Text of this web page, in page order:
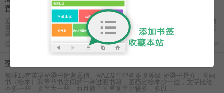
置
近期爱贝淘淘正在团购这套廖彩杏书单130本的书籍，很多用户都想了解质
量怎么样？这里附上廖彩杏书单130本实物实拍，手机拍摄，无处理，给想
买的人做个参考： 1.廖彩杏书单130本全家图。 ...
爱贝宝宝 2019-2-25
整理15套英语桥梁书附蓝思值、RAZ及牛津树难度等级
整理15套英语桥梁书附蓝思值、RAZ及牛津树难度等级 桥梁书是介于图画
书（绘本）和章节书之间的一种过渡书籍，图画比绘本少一些，文字比绘
本多一些，文字大一些，而且简单的重复字比较多，多以 ...